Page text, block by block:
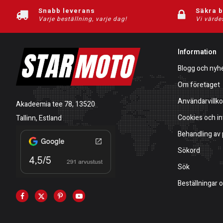
Snabb leverans
Varje beställning, varje dag!
Säkra
Vi
Akadeemia tee 78, 13520
Tallinn, Estland
Information
Blogg och
Om företaget
Cookies och
Behandling
Sökord
Sök
Beställningar